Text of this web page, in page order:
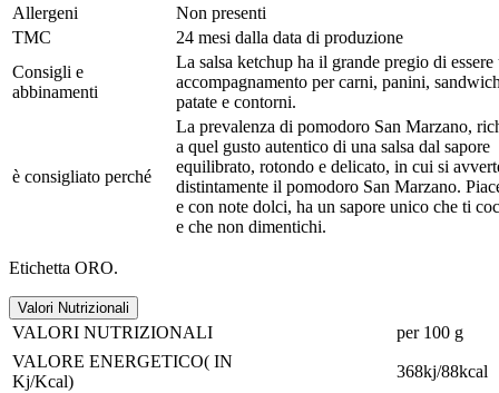
Allergeni
Non presenti
TMC
24 mesi dalla data di produzione
Consigli e
abbinamenti
La salsa ketchup ha il grande pregio di essere
accompagnamento per carni, panini,
patate e contorni.
è consigliato perché
La prevalenza di pomodoro San Marzano,
a quel gusto autentico di una salsa dal sapore
equilibrato, rotondo e delicato, in cui si
distintamente il pomodoro San Marzano.
e con note dolci, ha un sapore unico che ti
e che non dimentichi.
Etichetta ORO.
Valori Nutrizionali
VALORI NUTRIZIONALI
per 100 g
VALORE ENERGETICO( IN
Kj/Kcal)
368kj/88kcal